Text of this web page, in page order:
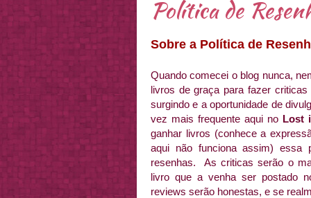
Política de
Sobre a Política de
Quando comecei o blog nunca,
livros de graça para fazer
surgindo e a oportunidade de
vez mais frequente aqui no Lost
ganhar livros (conhece a
aqui não funciona assim)
resenhas. As criticas serão o
livro que a venha ser postado
reviews serão honestas, e se